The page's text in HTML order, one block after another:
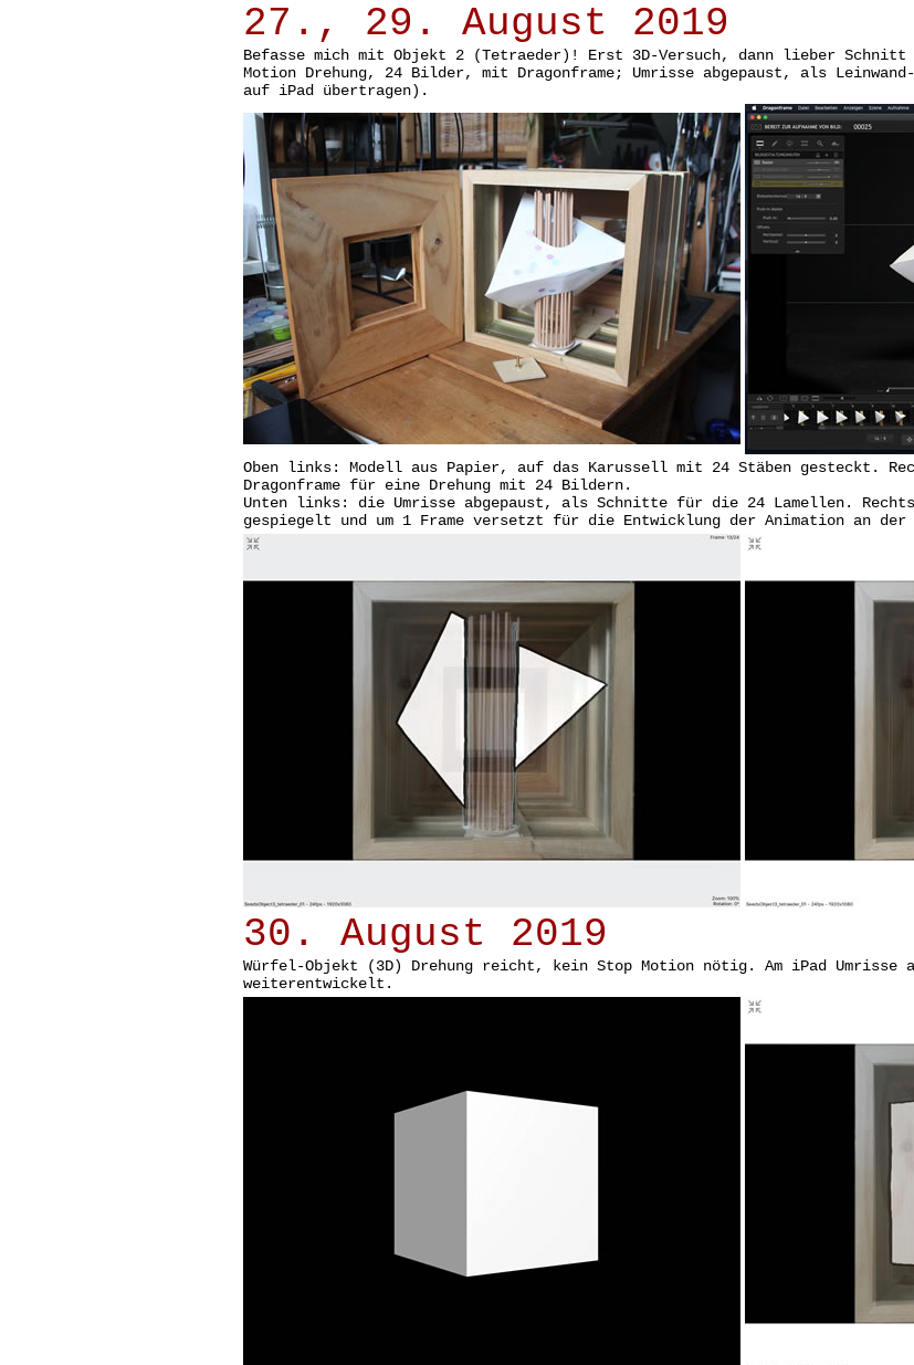
27., 29. August 2019
Befasse mich mit Objekt 2 (Tetraeder)! Erst 3D-Versuch, dann lieber
Motion Drehung, 24 Bilder, mit Dragonframe; Umrisse abgepaust, als
auf iPad übertragen).
Oben links: Modell aus Papier, auf das Karussell mit 24 Stäben gesteckt.
Dragonframe für eine Drehung mit 24 Bildern.
Unten links: die Umrisse abgepaust, als Schnitte für die 24 Lamellen.
gespiegelt und um 1 Frame versetzt für die Entwicklung der Animation an der
30. August 2019
Würfel-Objekt (3D) Drehung reicht, kein Stop Motion nötig. Am iPad Umrisse
weiterentwickelt.